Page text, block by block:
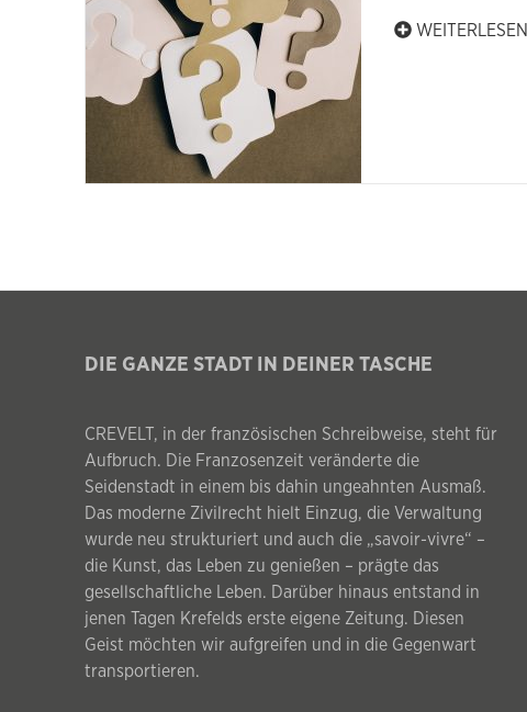
WEITERLESEN
DIE GANZE STADT IN DEINER TASCHE
CREVELT, in der französischen Schreibweise, steht für
Aufbruch. Die Franzosenzeit veränderte die
Seidenstadt in einem bis dahin ungeahnten Ausmaß.
Das moderne Zivilrecht hielt Einzug, die Verwaltung
wurde neu strukturiert und auch die „savoir-vivre“ –
die Kunst, das Leben zu genießen – prägte das
gesellschaftliche Leben. Darüber hinaus entstand in
jenen Tagen Krefelds erste eigene Zeitung. Diesen
Geist möchten wir aufgreifen und in die Gegenwart
transportieren.